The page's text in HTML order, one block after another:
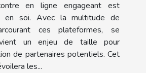
en ligne engageant est
en soi. Avec la multitude de
ces plateformes, se
un enjeu de taille pour
de partenaires potentiels. Cet
les...